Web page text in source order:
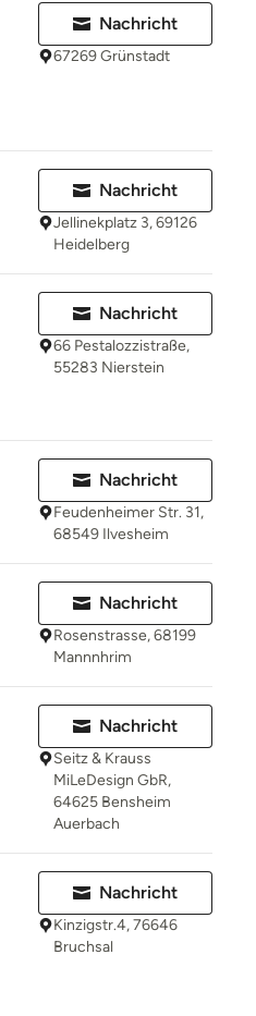
Nachricht
67269 Grünstadt
Nachricht
Jellinekplatz 3, 69126
Heidelberg
Nachricht
66 Pestalozzistraße,
55283 Nierstein
Nachricht
Feudenheimer Str. 31,
68549 Ilvesheim
Nachricht
Rosenstrasse, 68199
Mannnhrim
Nachricht
Seitz & Krauss
MiLeDesign GbR,
64625 Bensheim
Auerbach
Nachricht
Kinzigstr.4, 76646
Bruchsal